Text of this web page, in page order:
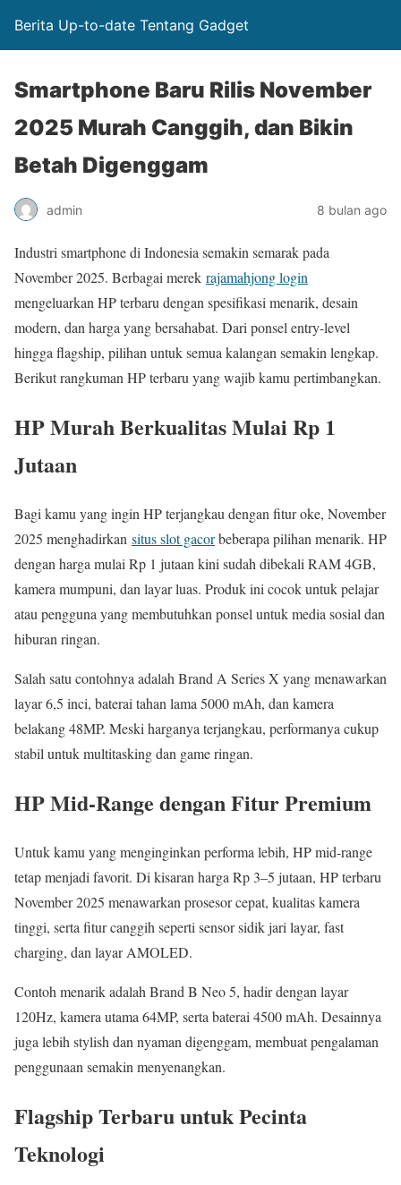
Berita Up-to-date Tentang Gadget
Smartphone Baru Rilis November
2025 Murah Canggih, dan Bikin
Betah Digenggam
admin 8 bulan ago
Industri smartphone di Indonesia semakin semarak pada
November 2025. Berbagai merek rajamahjong login
mengeluarkan HP terbaru dengan spesifikasi menarik, desain
modern, dan harga yang bersahabat. Dari ponsel entry-level
hingga flagship, pilihan untuk semua kalangan semakin lengkap.
Berikut rangkuman HP terbaru yang wajib kamu pertimbangkan.
HP Murah Berkualitas Mulai Rp 1
Jutaan
Bagi kamu yang ingin HP terjangkau dengan fitur oke, November
2025 menghadirkan situs slot gacorbeberapa pilihan menarik. HP
dengan harga mulai Rp 1 jutaan kini sudah dibekali RAM 4GB,
kamera mumpuni, dan layar luas. Produk ini cocok untuk pelajar
atau pengguna yang membutuhkan ponsel untuk media sosial dan
hiburan ringan.
Salah satu contohnya adalah Brand A Series X yang menawarkan
layar 6,5 inci, baterai tahan lama 5000 mAh, dan kamera
belakang 48MP. Meski harganya terjangkau, performanya cukup
stabil untuk multitasking dan game ringan.
HP Mid-Range dengan Fitur Premium
Untuk kamu yang menginginkan performa lebih, HP mid-range
tetap menjadi favorit. Di kisaran harga Rp 3–5 jutaan, HP terbaru
November 2025 menawarkan prosesor cepat, kualitas kamera
tinggi, serta fitur canggih seperti sensor sidik jari layar, fast
charging, dan layar AMOLED.
Contoh menarik adalah Brand B Neo 5, hadir dengan layar
120Hz, kamera utama 64MP, serta baterai 4500 mAh. Desainnya
juga lebih stylish dan nyaman digenggam, membuat pengalaman
penggunaan semakin menyenangkan.
Flagship Terbaru untuk Pecinta
Teknologi